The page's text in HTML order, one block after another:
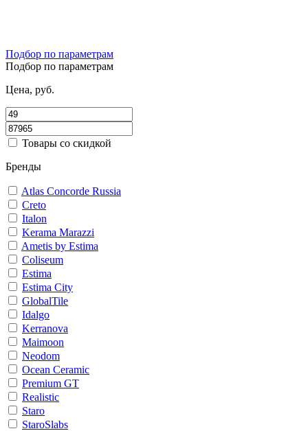
Подбор по параметрам
Подбор по параметрам
Цена, руб.
Товары со скидкой
Бренды
Atlas Concorde Russia
Creto
Italon
Kerama Marazzi
Ametis by Estima
Coliseum
Estima
Estima City
GlobalTile
Idalgo
Kerranova
Maimoon
Neodom
Ocean Ceramic
Premium GT
Realistic
Staro
StaroSlabs